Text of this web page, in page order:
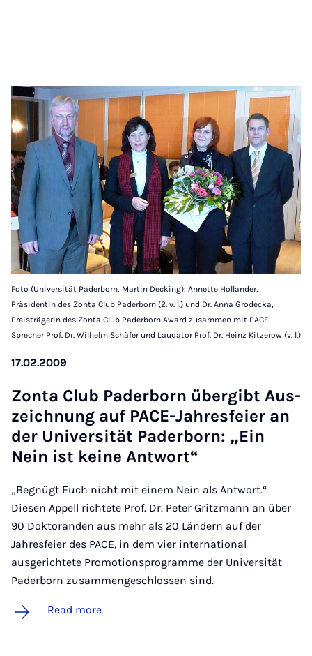
Foto (Universität Paderborn, Martin Decking): Annette Hollander,
Präsidentin des Zonta Club Paderborn (2. v. l.) und Dr. Anna Grodecka,
Preisträgerin des Zonta Club Paderborn Award zusammen mit PACE
Sprecher Prof. Dr. Wilhelm Schäfer und Laudator Prof. Dr. Heinz Kitzerow (v. l.)
17.02.2009
Zonta Club Pader­born über­gibt Aus­
zeich­nung auf PACE-Jahres­fei­er an
der Uni­versität Pader­born: „Ein
Nein ist keine An­t­wort“
„Begnügt Euch nicht mit einem Nein als Antwort.“
Diesen Appell richtete Prof. Dr. Peter Gritzmann an über
90 Doktoranden aus mehr als 20 Ländern auf der
Jahresfeier des PACE, in dem vier international
ausgerichtete Promotionsprogramme der Universität
Paderborn zusammengeschlossen sind.
Read more